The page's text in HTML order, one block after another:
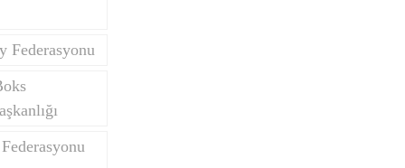
Federasyonu